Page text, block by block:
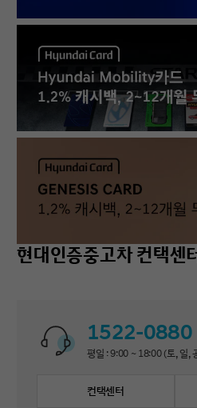
현대인증중고차 컨택센터
1522-0880
평일 : 9:00 ~ 18:00 (토, 일,
컨택센터